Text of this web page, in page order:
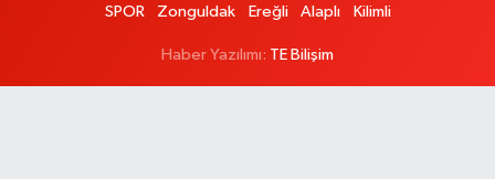
SPOR
Zonguldak Ereğli Alaplı Kilimli
Haber Yazılımı: TE Bilişim